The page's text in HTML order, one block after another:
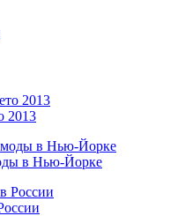
2013
в Нью-Йорке